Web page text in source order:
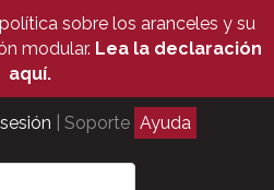
sobre los aranceles y su
modular. Lea la declaración
aquí.
| Soporte Ayuda